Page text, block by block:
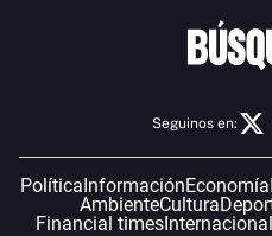
Seguinos en:
PolíticaInformaciónEconomía
AmbienteCultura
Financial timesInternacional